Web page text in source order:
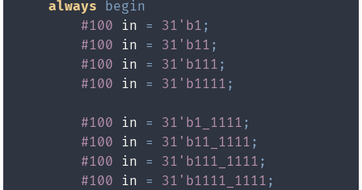
always begin
#100 in = 31'b1 ;
#100 in = 31'b11 ;
#100 in = 31'b111 ;
#100 in = 31'b1111 ;
#100 in = 31'b1_1111 ;
#100 in = 31'b11_1111 ;
#100 in = 31'b111_1111 ;
#100 in = 31'b1111_1111 ;